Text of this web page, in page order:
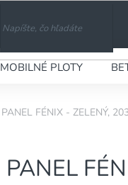
MOBILNÉ PLOTY
PANEL FÉNIX - ZELENÝ,
PANEL